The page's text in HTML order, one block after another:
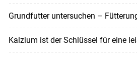
Grundfutter untersuchen –
Kalzium ist der Schlüssel für eine